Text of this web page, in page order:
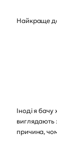
Найкраще
Іноді я
виглядають
причина,